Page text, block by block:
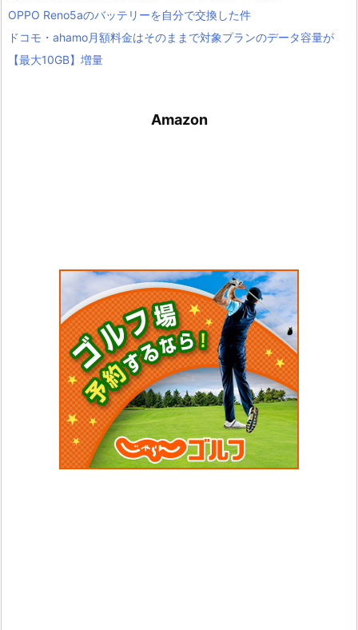
OPPO Reno5aのバッテリーを自分で交換した件
ドコモ・ahamo月額料金はそのままで対象プランのデータ容量が
【最大10GB】増量
Amazon